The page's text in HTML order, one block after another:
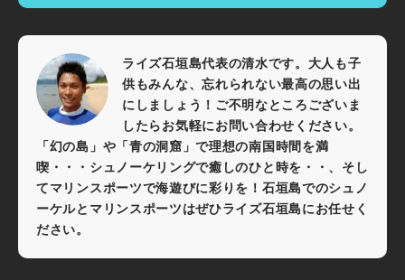
ライズ石垣島代表の清水です。大人も子
供もみんな、忘れられない最高の思い出
にしましょう！ご不明なところございま
したらお気軽にお問い合わせください。
「幻の島」や「青の洞窟」で理想の南国時間を満
喫・・・シュノーケリングで癒しのひと時を・・、そし
てマリンスポーツで海遊びに彩りを！石垣島でのシュノ
ーケルとマリンスポーツはぜひライズ石垣島にお任せく
ださい。